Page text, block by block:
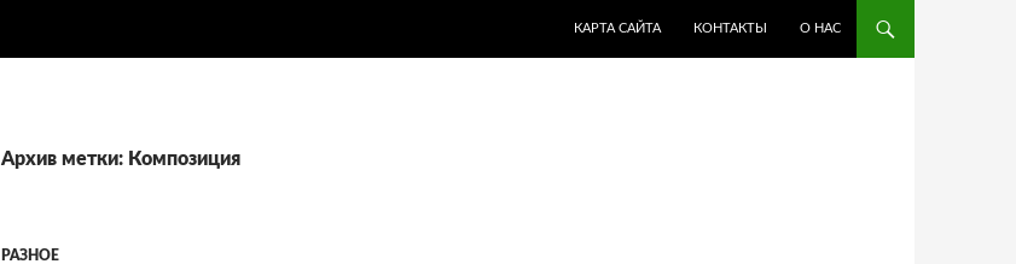
КАРТА САЙТА
КОНТАКТЫ О НАС
Архив метки: Композиция
РАЗНОЕ